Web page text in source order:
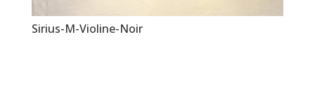
Sirius-M-Violine-Noir